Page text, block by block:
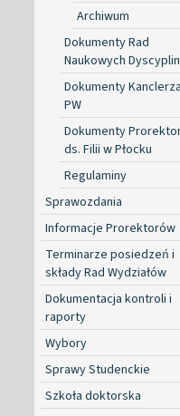
Archiwum
Dokumenty Rad
Naukowych Dyscyplin
Dokumenty
PW
Dokumenty
ds. Filii w Płocku
Regulaminy
Sprawozdania
Informacje Prorektorów
Terminarze posiedzeń i
składy Rad Wydziałów
Dokumentacja kontroli i
raporty
Wybory
Sprawy Studenckie
Szkoła doktorska